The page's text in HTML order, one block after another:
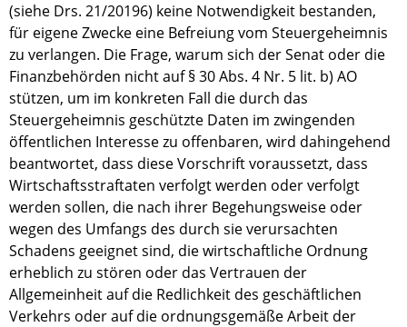
(siehe Drs. 21/20196) keine Notwendigkeit bestanden,
für eigene Zwecke eine Befreiung vom Steuergeheimnis
zu verlangen. Die Frage, warum sich der Senat oder die
Finanzbehörden nicht auf § 30 Abs. 4 Nr. 5 lit. b) AO
stützen, um im konkreten Fall die durch das
Steuergeheimnis geschützte Daten im zwingenden
öffentlichen Interesse zu offenbaren, wird dahingehend
beantwortet, dass diese Vorschrift voraussetzt, dass
Wirtschaftsstraftaten verfolgt werden oder verfolgt
werden sollen, die nach ihrer Begehungsweise oder
wegen des Umfangs des durch sie verursachten
Schadens geeignet sind, die wirtschaftliche Ordnung
erheblich zu stören oder das Vertrauen der
Allgemeinheit auf die Redlichkeit des geschäftlichen
Verkehrs oder auf die ordnungsgemäße Arbeit der